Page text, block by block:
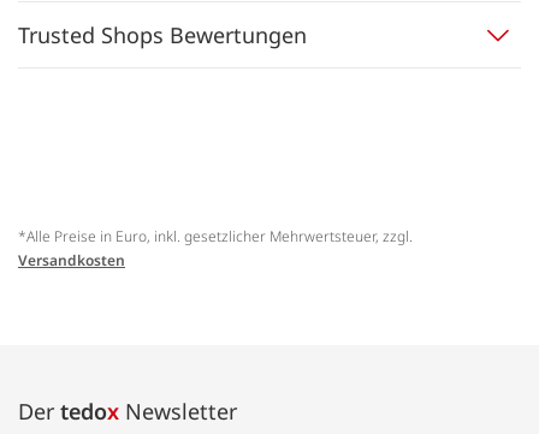
Trusted Shops Bewertungen
*Alle Preise in Euro, inkl. gesetzlicher Mehrwertsteuer, zzgl.
Versandkosten
Der tedox Newsletter